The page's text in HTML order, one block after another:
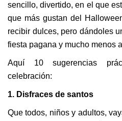
sencillo, divertido, en el que
que más gustan del
recibir dulces, pero dándoles
fiesta pagana y mucho menos
Aquí 10 sugerencias
celebración:
1. Disfraces de santos
Que todos, niños y adultos,